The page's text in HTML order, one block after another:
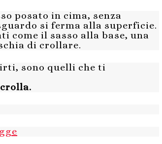
posato in cima, senza
si ferma alla superficie.
come il sasso alla base, una
di crollare.
sono quelli che ti